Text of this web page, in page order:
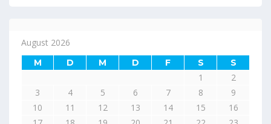
August 2026
M D M D F S S
1
2
3
4 5 6 7 8
9
10
11 12 13 14 15
16